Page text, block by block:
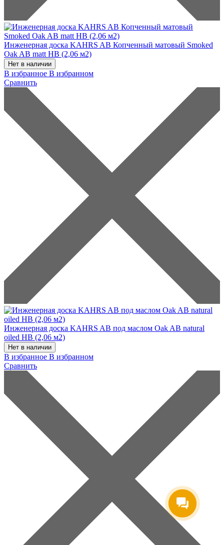
Инженерная доска KAHRS AB Копченный матовый Smoked
Oak AB matt HB (2,06 м2)
Нет в наличии
В избранное В избранном
Сравнить
Инженерная доска KAHRS AB под маслом Oak AB natural
oiled HB (2,06 м2)
Нет в наличии
В избранное В избранном
Сравнить